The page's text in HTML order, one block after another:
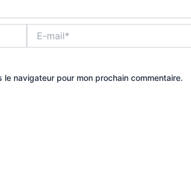
mail*
navigateur pour mon prochain commentaire.